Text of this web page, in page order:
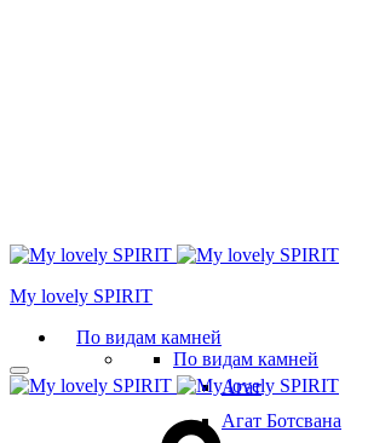
Мy lovely SPIRIT
По видам камней
По видам камней
Агат
Агат Ботсвана